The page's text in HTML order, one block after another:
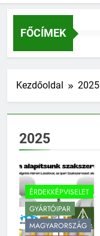
FŐCÍMEK
Kezdőoldal 2025
2025
ÉRDEKKÉPVISELET
GYÁRTÓIPAR
MAGYARORSZÁG